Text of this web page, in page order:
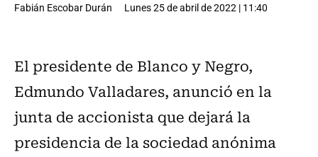
Fabián Escobar Durán Lunes 25 de abril de 2022 | 11:40
El presidente de Blanco y Negro,
Edmundo Valladares, anunció en la
junta de accionista que dejará la
presidencia de la sociedad anónima